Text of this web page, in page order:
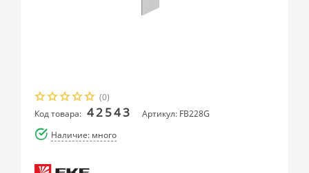
(0)
Код товара: 42543
Артикул: FB228G
Наличие: много